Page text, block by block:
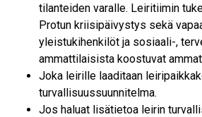
tilanteiden varalle. Leiritiimin
Protun kriisipäivystys sekä
yleistukihenkilöt ja sosiaali-,
ammattilaisista koostuvat
Joka leirille laaditaan
turvallisuussuunnitelma.
Jos haluat lisätietoa leirin